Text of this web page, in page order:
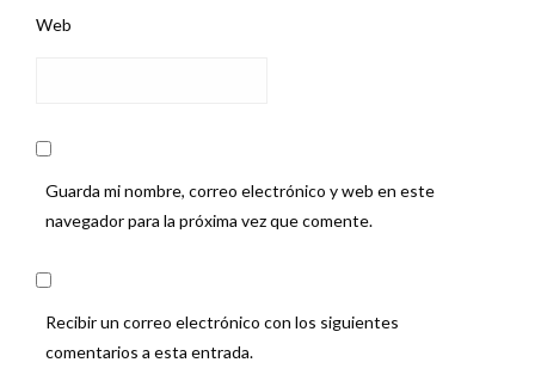
Web
Guarda mi nombre, correo electrónico y web en este
navegador para la próxima vez que comente.
Recibir un correo electrónico con los siguientes
comentarios a esta entrada.